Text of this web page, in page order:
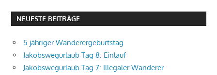
NEUESTE BEITRÄGE
5 jähriger Wanderergeburtstag
Jakobswegurlaub Tag 8: Einlauf
Jakobswegurlaub Tag 7: Illegaler Wanderer